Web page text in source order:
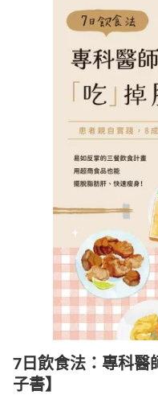
天天免運 美食蛋糕
居家生活
日本購物 電子/紙本
7日飲食法：專科醫
子書】